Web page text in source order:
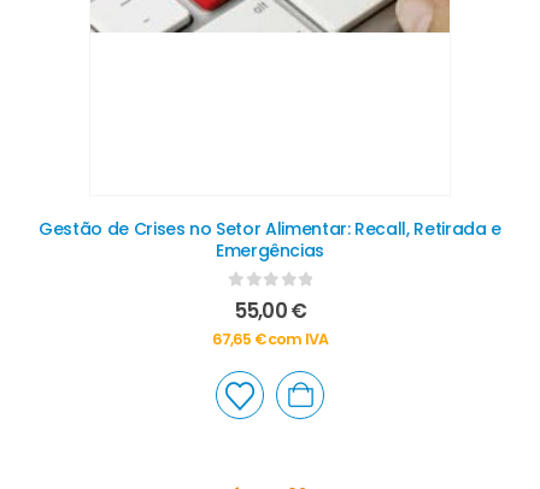
Gestão de Crises no Setor Alimentar: Recall, Retirada e
Emergências
0out of 5
55,00€
67,65 €com IVA